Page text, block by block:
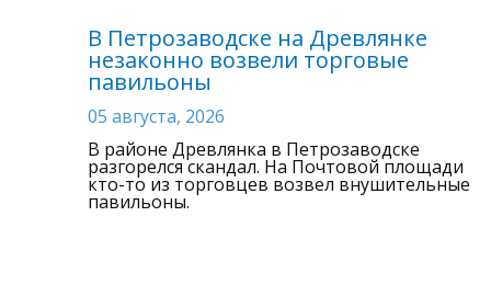
В Петрозаводске на Древлянке
незаконно возвели торговые
павильоны
05 августа, 2026
В районе Древлянка в Петрозаводске
разгорелся скандал. На Почтовой площади
кто-то из торговцев возвел внушительные
павильоны.